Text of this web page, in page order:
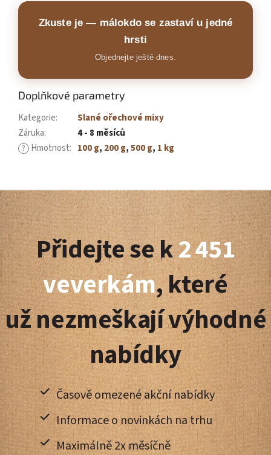
Zkuste je — málokdo se zastaví u jedné
hrsti
Objednejte ještě dnes.
Doplňkové parametry
Kategorie:
Slané ořechové mixy
Záruka: 4 - 8 měsíců
? Hmotnost: 100 g, 200 g,500 g, 1 kg
Z
á
p
a
t
í
Přidejte se k2 451
veverkám, které
už nezmeškají výhodné
nabídky
Časově omezené akční nabídky
Informace o novinkách na trhu
Maximálně 2x měsíčně